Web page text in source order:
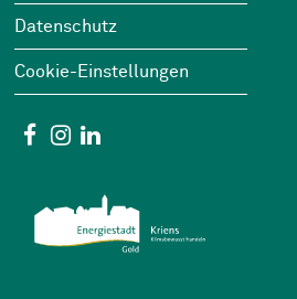
Datenschutz
Cookie-Einstellungen
Social Media
Facebook
Instagram